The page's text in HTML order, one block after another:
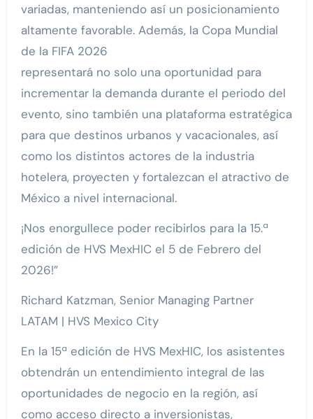
variadas, manteniendo así un posicionamiento
altamente favorable. Además, la Copa Mundial
de la FIFA 2026
representará no solo una oportunidad para
incrementar la demanda durante el periodo del
evento, sino también una plataforma estratégica
para que destinos urbanos y vacacionales, así
como los distintos actores de la industria
hotelera, proyecten y fortalezcan el atractivo de
México a nivel internacional.
¡Nos enorgullece poder recibirlos para la 15.ª
edición de HVS MexHIC el 5 de Febrero del
2026!”
Richard Katzman, Senior Managing Partner
LATAM | HVS Mexico City
En la 15ª edición de HVS MexHIC, los asistentes
obtendrán un entendimiento integral de las
oportunidades de negocio en la región, así
como acceso directo a inversionistas,